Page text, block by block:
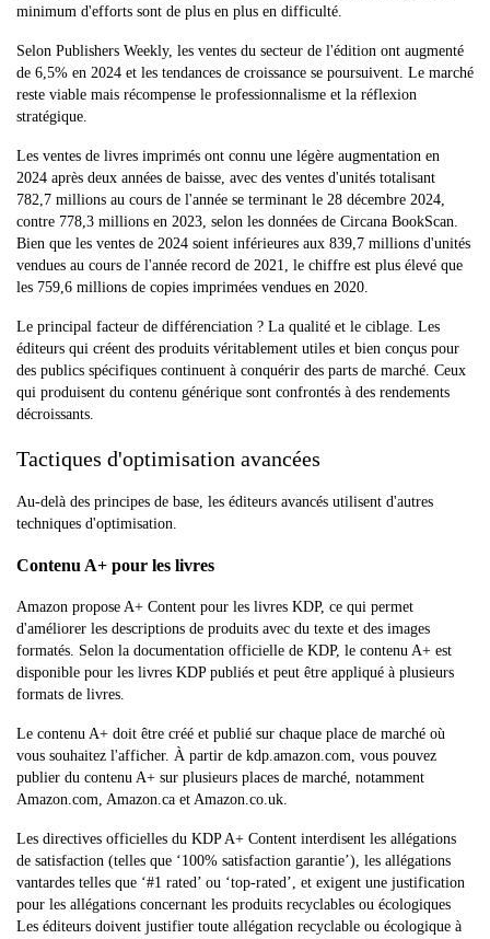
minimum d'efforts sont de plus en plus en difficulté.
Selon Publishers Weekly, les ventes du secteur de l'édition ont augmenté
de 6,5% en 2024 et les tendances de croissance se poursuivent. Le marché
reste viable mais récompense le professionnalisme et la réflexion
stratégique.
Les ventes de livres imprimés ont connu une légère augmentation en
2024 après deux années de baisse, avec des ventes d'unités totalisant
782,7 millions au cours de l'année se terminant le 28 décembre 2024,
contre 778,3 millions en 2023, selon les données de Circana BookScan.
Bien que les ventes de 2024 soient inférieures aux 839,7 millions d'unités
vendues au cours de l'année record de 2021, le chiffre est plus élevé que
les 759,6 millions de copies imprimées vendues en 2020.
Le principal facteur de différenciation ? La qualité et le ciblage. Les
éditeurs qui créent des produits véritablement utiles et bien conçus pour
des publics spécifiques continuent à conquérir des parts de marché. Ceux
qui produisent du contenu générique sont confrontés à des rendements
décroissants.
Tactiques d'optimisation avancées
Au-delà des principes de base, les éditeurs avancés utilisent d'autres
techniques d'optimisation.
Contenu A+ pour les livres
Amazon propose A+ Content pour les livres KDP, ce qui permet
d'améliorer les descriptions de produits avec du texte et des images
formatés. Selon la documentation officielle de KDP, le contenu A+ est
disponible pour les livres KDP publiés et peut être appliqué à plusieurs
formats de livres.
Le contenu A+ doit être créé et publié sur chaque place de marché où
vous souhaitez l'afficher. À partir de kdp.amazon.com, vous pouvez
publier du contenu A+ sur plusieurs places de marché, notamment
Amazon.com, Amazon.ca et Amazon.co.uk.
Les directives officielles du KDP A+ Content interdisent les allégations
de satisfaction (telles que ‘100% satisfaction garantie’), les allégations
vantardes telles que ‘#1 rated’ ou ‘top-rated’, et exigent une justification
pour les allégations concernant les produits recyclables ou écologiques
Les éditeurs doivent justifier toute allégation recyclable ou écologique à